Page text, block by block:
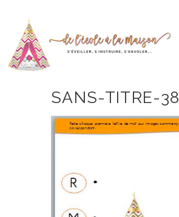
SANS-TITRE-38